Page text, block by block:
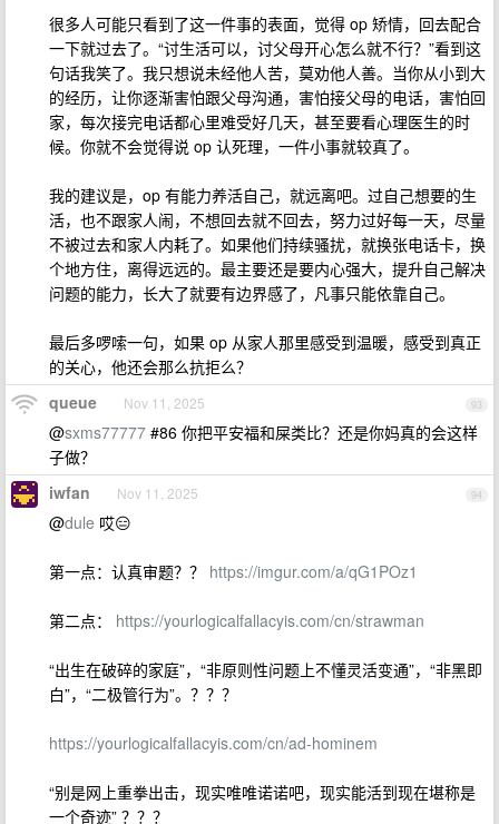
很多人可能只看到了这一件事的表面，觉得 op 矫情，回去配合
一下就过去了。“讨生活可以，讨父母开心怎么就不行？”看到这
句话我笑了。我只想说未经他人苦，莫劝他人善。当你从小到大
的经历，让你逐渐害怕跟父母沟通，害怕接父母的电话，害怕回
家，每次接完电话都心里难受好几天，甚至要看心理医生的时
候。你就不会觉得说 op 认死理，一件小事就较真了。
我的建议是，op 有能力养活自己，就远离吧。过自己想要的生
活，也不跟家人闹，不想回去就不回去，努力过好每一天，尽量
不被过去和家人内耗了。如果他们持续骚扰，就换张电话卡，换
个地方住，离得远远的。最主要还是要内心强大，提升自己解决
问题的能力，长大了就要有边界感了，凡事只能依靠自己。
最后多啰嗦一句，如果 op 从家人那里感受到温暖，感受到真正
的关心，他还会那么抗拒么？
93
queue Nov 11, 2025
@sxms77777 #86 你把平安福和屎类比？还是你妈真的会这样
子做？
94
iwfan Nov 11, 2025
@dule 哎😑
第一点：认真审题？？ https://imgur.com/a/qG1POz1
第二点： https://yourlogicalfallacyis.com/cn/strawman
“出生在破碎的家庭”，“非原则性问题上不懂灵活变通”，“非黑即
白”，“二极管行为”。？？？
https://yourlogicalfallacyis.com/cn/ad-hominem
“别是网上重拳出击，现实唯唯诺诺吧，现实能活到现在堪称是
一个奇迹” ？？？